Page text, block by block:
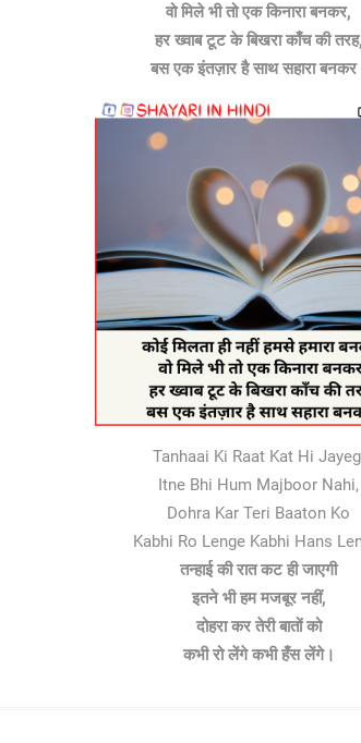
वो मिले भी तो एक किनारा बनकर,
हर ख्वाब टूट के बिखरा काँच की तरह,
बस एक इंतज़ार है साथ सहारा
Tanhaai Ki Raat Kat Hi
Itne Bhi Hum Majboor Nahi,
Dohra Kar Teri Baaton Ko
Kabhi Ro Lenge Kabhi Hans
तन्हाई की रात कट ही जाएगी
इतने भी हम मजबूर नहीं,
दोहरा कर तेरी बातों को
कभी रो लेंगे कभी हँस लेंगे।